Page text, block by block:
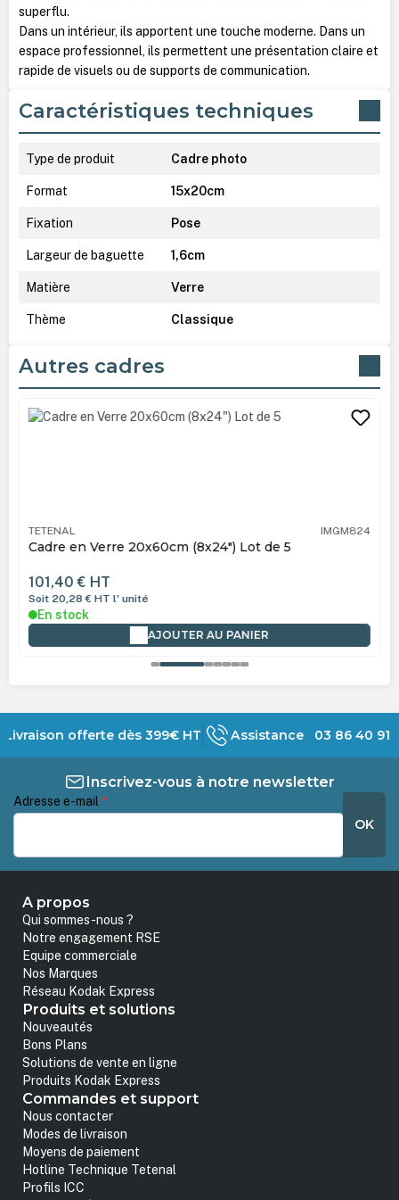
superflu.
Dans un intérieur, ils apportent une touche moderne. Dans un
espace professionnel, ils permettent une présentation claire et
rapide de visuels ou de supports de communication.
Caractéristiques techniques
Type de produit Cadre photo
Format 15x20cm
Fixation Pose
Largeur de baguette 1,6cm
Matière Verre
Thème Classique
Autres cadres
Ignorer la galerie de produits
TETENAL IMGM824
Cadre en Verre 20x60cm (8x24") Lot de 5
101,40 € HT
Soit 20,28 € HT l' unité
En stock
AJOUTER AU PANIER
Livraison offerte dès 399€ HT Assistance 03 86 40 91
Inscrivez-vous à notre newsletter
Adresse e-mail *
OK
A propos
Qui sommes-nous ?
Notre engagement RSE
Equipe commerciale
Nos Marques
Réseau Kodak Express
Produits et solutions
Nouveautés
Bons Plans
Solutions de vente en ligne
Produits Kodak Express
Commandes et support
Nous contacter
Modes de livraison
Moyens de paiement
Hotline Technique Tetenal
Profils ICC